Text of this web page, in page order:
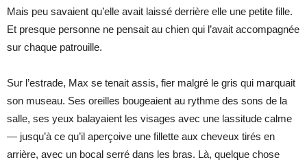
Mais peu savaient qu’elle avait laissé derrière elle une petite fille.
Et presque personne ne pensait au chien qui l’avait accompagnée
sur chaque patrouille.
Sur l’estrade, Max se tenait assis, fier malgré le gris qui marquait
son museau. Ses oreilles bougeaient au rythme des sons de la
salle, ses yeux balayaient les visages avec une lassitude calme
— jusqu’à ce qu’il aperçoive une fillette aux cheveux tirés en
arrière, avec un bocal serré dans les bras. Là, quelque chose